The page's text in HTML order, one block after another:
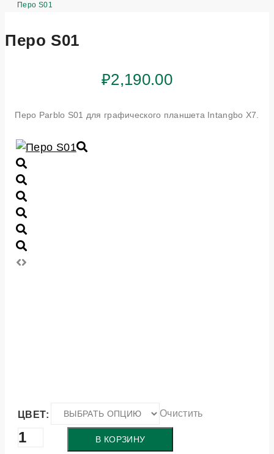
Перо S01
Перо S01
₽2,190.00
Перо Parblo S01 для графического планшета Intangbo X7.
ЦВЕТ: Очистить
Количество
В КОРЗИНУ